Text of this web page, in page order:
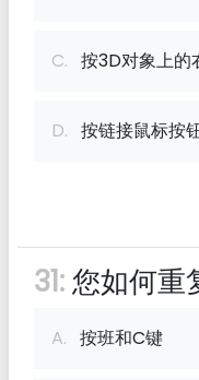
C. 按3D对象上的
D. 按链接鼠标按
31:您如何重
A. 按班和C键